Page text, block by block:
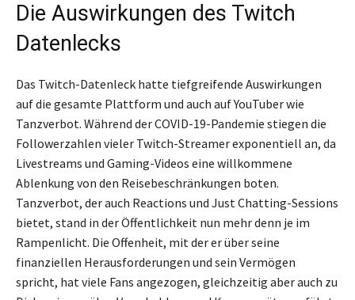
Die Auswirkungen des Twitch
Datenlecks
Das Twitch-Datenleck hatte tiefgreifende Auswirkungen
auf die gesamte Plattform und auch auf YouTuber wie
Tanzverbot. Während der COVID-19-Pandemie stiegen die
Followerzahlen vieler Twitch-Streamer exponentiell an, da
Livestreams und Gaming-Videos eine willkommene
Ablenkung von den Reisebeschränkungen boten.
Tanzverbot, der auch Reactions und Just Chatting-Sessions
bietet, stand in der Öffentlichkeit nun mehr denn je im
Rampenlicht. Die Offenheit, mit der er über seine
finanziellen Herausforderungen und sein Vermögen
spricht, hat viele Fans angezogen, gleichzeitig aber auch zu